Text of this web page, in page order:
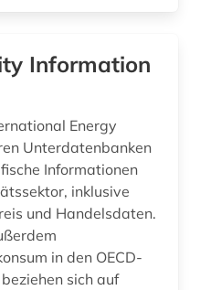
Information
Energy
Unterdatenbanken
Informationen
inklusive
und Handelsdaten.
in den OECD-
sich auf